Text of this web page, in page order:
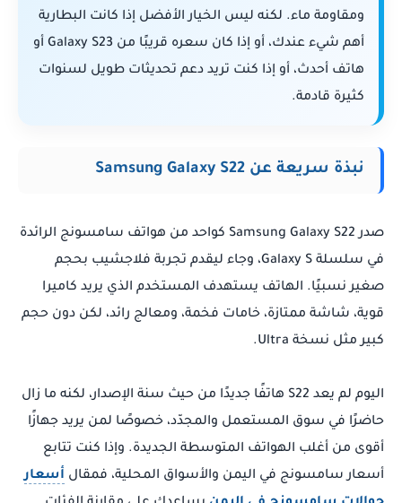
ومقاومة ماء. لكنه ليس الخيار الأفضل إذا كانت البطارية
أهم شيء عندك، أو إذا كان سعره قريبًا من Galaxy S23 أو
هاتف أحدث، أو إذا كنت تريد دعم تحديثات طويل لسنوات
كثيرة قادمة.
نبذة سريعة عن Samsung Galaxy S22
صدر Samsung Galaxy S22 كواحد من هواتف سامسونج الرائدة
في سلسلة Galaxy S، وجاء ليقدم تجربة فلاجشيب بحجم
صغير نسبيًا. الهاتف يستهدف المستخدم الذي يريد كاميرا
قوية، شاشة ممتازة، خامات فخمة، ومعالج رائد، لكن دون حجم
كبير مثل نسخة Ultra.
اليوم لم يعد S22 هاتفًا جديدًا من حيث سنة الإصدار، لكنه ما زال
حاضرًا في سوق المستعمل والمجدّد، خصوصًا لمن يريد جهازًا
أقوى من أغلب الهواتف المتوسطة الجديدة. وإذا كنت تتابع
أسعار سامسونج في اليمن والأسواق المحلية، فمقال أسعار